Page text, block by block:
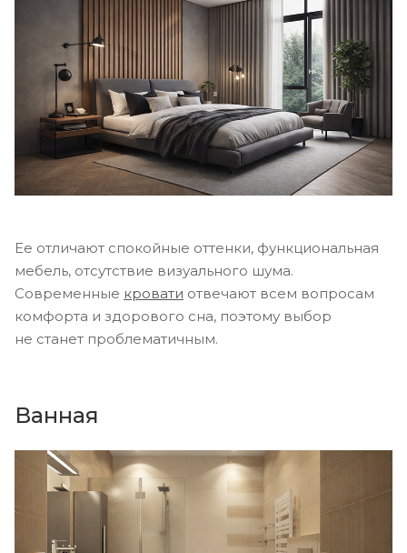
Ее отличают спокойные оттенки, функциональная
мебель, отсутствие визуального шума.
Современные кровати отвечают всем вопросам
комфорта и здорового сна, поэтому выбор
не станет проблематичным.
Ванная